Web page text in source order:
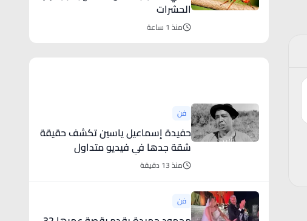
الحشرات
منذ 1 ساعة
فن
حفيدة إسماعيل ياسين تكشف حقيقة
شقة جدها في فيديو متداول
منذ 13 دقيقة
فن